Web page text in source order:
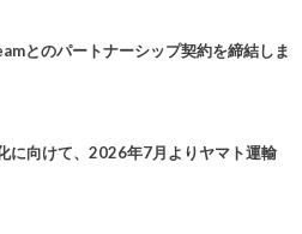
とのパートナーシップ契約を締結しま
に向けて、2026年7月よりヤマト運輸